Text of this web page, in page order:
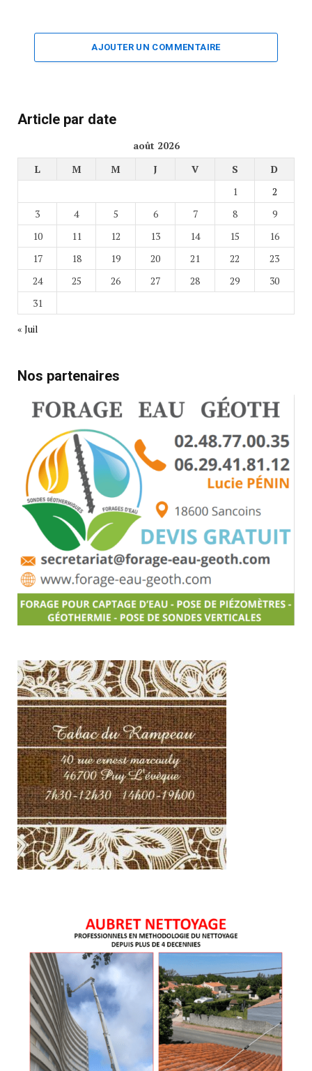
AJOUTER UN COMMENTAIRE
Article par date
août 2026
L
M M J V S
D
1
2
3
4 5 6 7 8
9
10
11 12 13 14 15
16
17
18 19 20 21 22
23
24
25 26 27 28 29
30
31
« Juil
Nos partenaires